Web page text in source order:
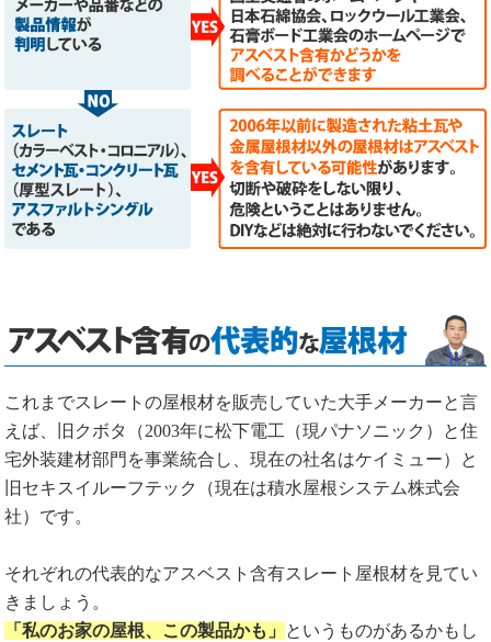
これまでスレートの屋根材を販売していた大手メーカーと言
えば、旧クボタ（2003年に松下電工（現パナソニック）と住
宅外装建材部門を事業統合し、現在の社名はケイミュー）と
旧セキスイルーフテック（現在は積水屋根システム株式会
社）です。
それぞれの代表的なアスベスト含有スレート屋根材を見てい
きましょう。
「私のお家の屋根、この製品かも」 というものがあるかもし